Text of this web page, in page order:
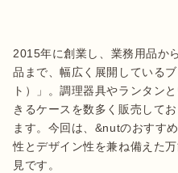
2015年に創業し、業務用品か
品まで、幅広く展開している
ト）」。調理器具やランタン
きるケースを数多く販売して
ます。今回は、&nutのおすす
性とデザイン性を兼ね備えた
見です。